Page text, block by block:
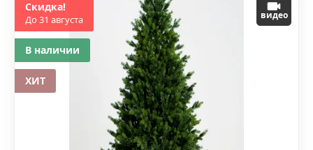
видео
Скидка!
До 31 августа
В наличии
ХИТ